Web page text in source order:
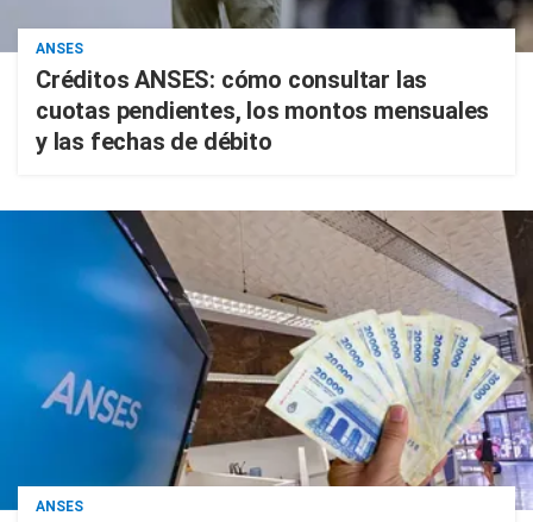
ANSES
Créditos ANSES: cómo consultar las
cuotas pendientes, los montos mensuales
y las fechas de débito
ANSES